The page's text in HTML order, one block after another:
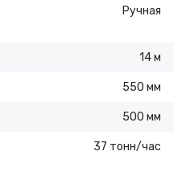
Ручная
14 м
550 мм
500 мм
37 тонн/час